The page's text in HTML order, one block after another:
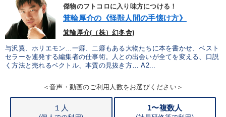
業種
製造業 卸売・小売・飲食業 建設・不動産業
IT・サービス・金融業 コンサルタント 専門家
キーワード
マネジメント 推薦 ビジネスモデル 銀行交渉
傑物のフトコロに入り味方につける！
箕輪厚介の《怪獣人間の手懐け方》
箕輪厚介(（株）幻冬舎)
与沢翼、ホリエモン…一癖、二癖もある大物たちに本を書かせ、ベスト
セラーを連発する編集者の仕事術。人との出会いが全てを変える、口説
く方法と売れるベクトル、本質の見抜き方… A2...
＜音声・動画のご利用人数をお選びください＞
１人 1〜複数人